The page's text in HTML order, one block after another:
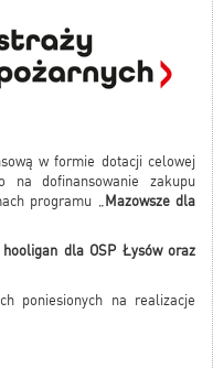
w formie dotacji celowej
na dofinansowanie zakupu
programu „
Mazowsze dla
dla OSP Łysów oraz
poniesionych na realizacje